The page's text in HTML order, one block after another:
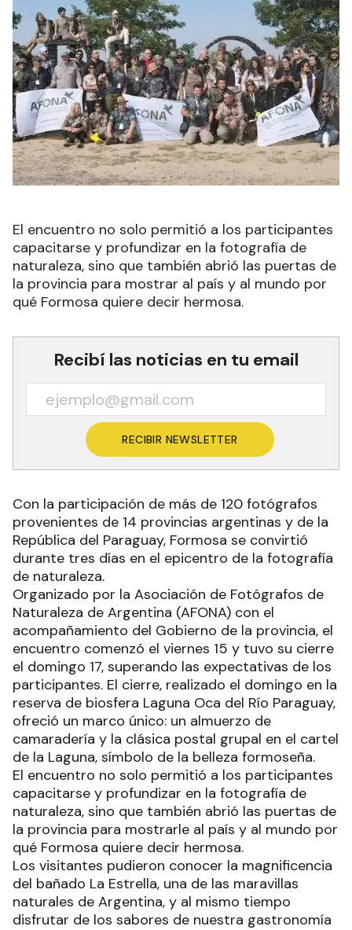
El encuentro no solo permitió a los participantes
capacitarse y profundizar en la fotografía de
naturaleza, sino que también abrió las puertas de
la provincia para mostrar al país y al mundo por
qué Formosa quiere decir hermosa.
Recibí las noticias en tu email
RECIBIR NEWSLETTER
Con la participación de más de 120 fotógrafos
provenientes de 14 provincias argentinas y de la
República del Paraguay, Formosa se convirtió
durante tres días en el epicentro de la fotografía
de naturaleza.
Organizado por la Asociación de Fotógrafos de
Naturaleza de Argentina (AFONA) con el
acompañamiento del Gobierno de la provincia, el
encuentro comenzó el viernes 15 y tuvo su cierre
el domingo 17, superando las expectativas de los
participantes. El cierre, realizado el domingo en la
reserva de biosfera Laguna Oca del Río Paraguay,
ofreció un marco único: un almuerzo de
camaradería y la clásica postal grupal en el cartel
de la Laguna, símbolo de la belleza formoseña.
El encuentro no solo permitió a los participantes
capacitarse y profundizar en la fotografía de
naturaleza, sino que también abrió las puertas de
la provincia para mostrarle al país y al mundo por
qué Formosa quiere decir hermosa.
Los visitantes pudieron conocer la magnificencia
del bañado La Estrella, una de las maravillas
naturales de Argentina, y al mismo tiempo
disfrutar de los sabores de nuestra gastronomía